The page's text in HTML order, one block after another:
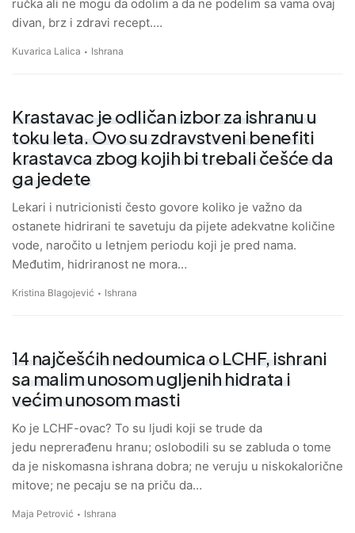
ručka ali ne mogu da odolim a da ne podelim sa vama ovaj
divan, brz i zdravi recept.…
Kuvarica Lalica Ishrana
Krastavac je odličan izbor za ishranu u
toku leta. Ovo su zdravstveni benefiti
krastavca zbog kojih bi trebali češće da
ga jedete
Lekari i nutricionisti često govore koliko je važno da
ostanete hidrirani te savetuju da pijete adekvatne količine
vode, naročito u letnjem periodu koji je pred nama.
Međutim, hidriranost ne mora…
Kristina Blagojević Ishrana
14 najčešćih nedoumica o LCHF, ishrani
sa malim unosom ugljenih hidrata i
većim unosom masti
Ko je LCHF-ovac? To su ljudi koji se trude da
jedu neprerađenu hranu; oslobodili su se zabluda o tome
da je niskomasna ishrana dobra; ne veruju u niskokalorične
mitove; ne pecaju se na priču da…
Maja Petrović Ishrana